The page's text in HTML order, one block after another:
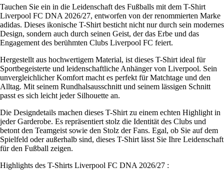
Tauchen Sie ein in die Leidenschaft des Fußballs mit dem T-Shirt
Liverpool FC DNA 2026/27, entworfen von der renommierten Marke
adidas. Dieses ikonische T-Shirt besticht nicht nur durch sein modernes
Design, sondern auch durch seinen Geist, der das Erbe und das
Engagement des berühmten Clubs Liverpool FC feiert.
Hergestellt aus hochwertigem Material, ist dieses T-Shirt ideal für
Sportbegeisterte und leidenschaftliche Anhänger von Liverpool. Sein
unvergleichlicher Komfort macht es perfekt für Matchtage und den
Alltag. Mit seinem Rundhalsausschnitt und seinem lässigen Schnitt
passt es sich leicht jeder Silhouette an.
Die Designdetails machen dieses T-Shirt zu einem echten Highlight in
jeder Garderobe. Es repräsentiert stolz die Identität des Clubs und
betont den Teamgeist sowie den Stolz der Fans. Egal, ob Sie auf dem
Spielfeld oder außerhalb sind, dieses T-Shirt lässt Sie Ihre Leidenschaft
für den Fußball zeigen.
Highlights des T-Shirts Liverpool FC DNA 2026/27 :